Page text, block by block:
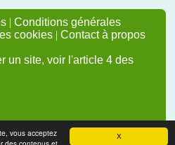
X
vous acceptez
| Conditions générales
cookies | Contact à propos
un site, voir l'article 4 des